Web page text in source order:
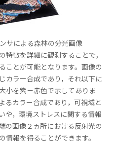
サによる森林の分光画像
徴を詳細に観測することで，
ことが可能となります。画像の
カラー合成であり，それ以下に
小を紫－赤色で示してありま
るカラー合成であり，可視域と
や，環境ストレスに関する情報
の画像２ヵ所における反射光の
報を得ることができます。